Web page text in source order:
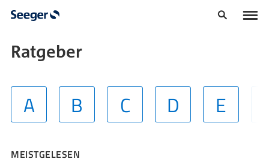
Ratgeber
A B C D E
MEISTGELESEN